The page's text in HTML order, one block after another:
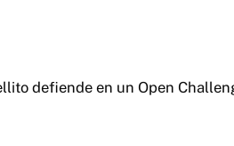
defiende en un Open